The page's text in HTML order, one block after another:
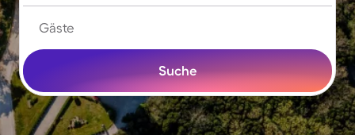
Gäste
Suche